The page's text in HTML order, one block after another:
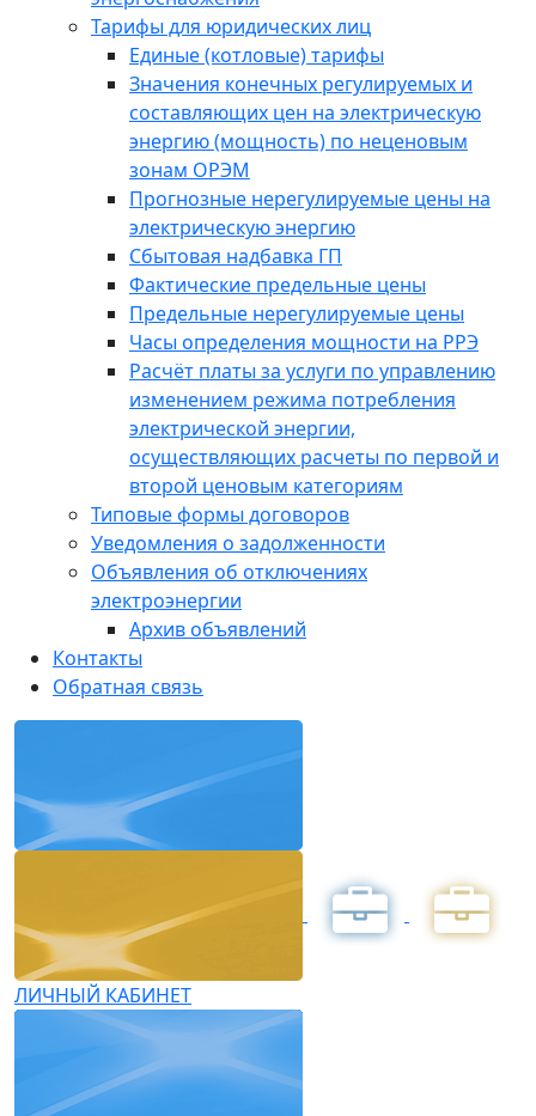
Тарифы для юридических лиц
Единые (котловые) тарифы
Значения конечных регулируемых и
составляющих цен на электрическую
энергию (мощность) по неценовым
зонам ОРЭМ
Прогнозные нерегулируемые цены на
электрическую энергию
Сбытовая надбавка ГП
Фактические предельные цены
Предельные нерегулируемые цены
Часы определения мощности на РРЭ
Расчёт платы за услуги по управлению
изменением режима потребления
электрической энергии,
осуществляющих расчеты по первой и
второй ценовым категориям
Типовые формы договоров
Уведомления о задолженности
Объявления об отключениях
электроэнергии
Архив объявлений
Контакты
Обратная связь
ЛИЧНЫЙ КАБИНЕТ